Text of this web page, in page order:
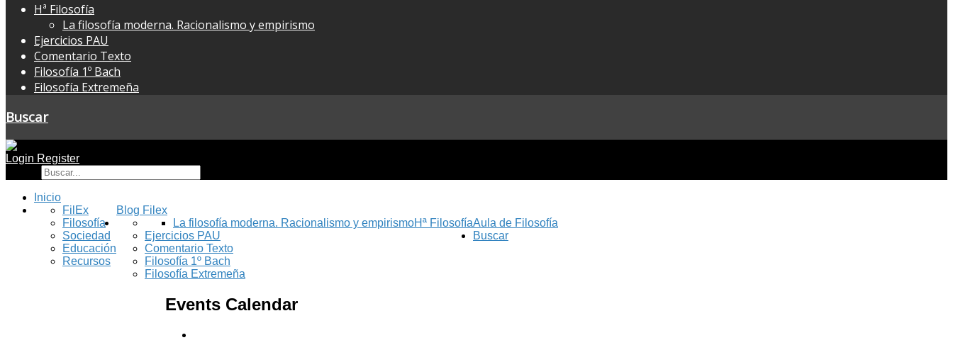
Hª Filosofía
La filosofía moderna. Racionalismo y empirismo
Ejercicios PAU
Comentario Texto
Filosofía 1º Bach
Filosofía Extremeña
Buscar
Login Register
Inicio
Blog Filex
FilEx
Filosofía
Sociedad
Educación
Recursos
Aula de Filosofía
Hª Filosofía
La filosofía moderna. Racionalismo y empirismo
Ejercicios PAU
Comentario Texto
Filosofía 1º Bach
Filosofía Extremeña
Buscar
Events Calendar